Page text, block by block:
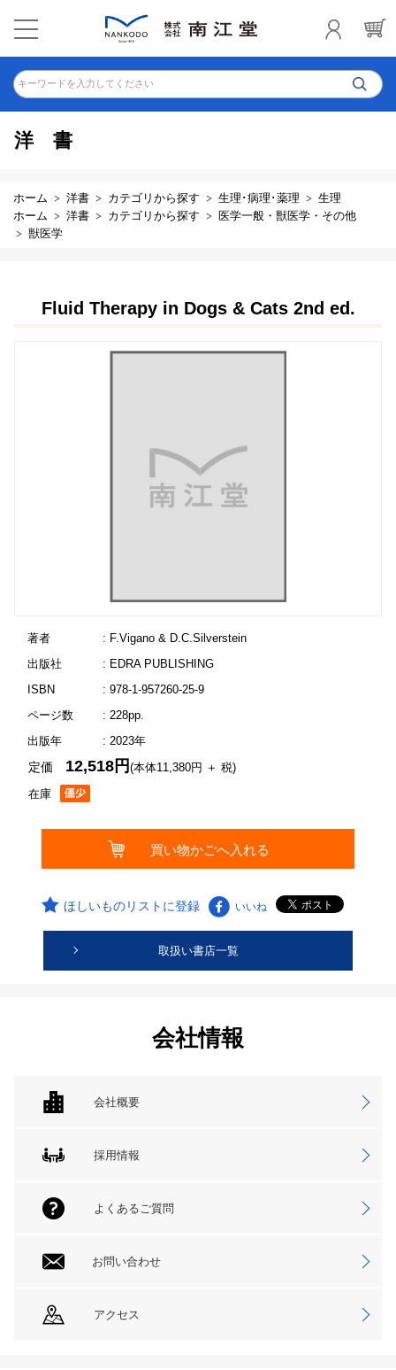
キーワードを入力してください
洋書
ホーム 洋書 カテゴリから探す 生理･病理･薬理
生理
ホーム
洋書 カテゴリから探す
医学一般・獣医学・その他
獣医学
Fluid Therapy in Dogs & Cats 2nd ed.
著者
: F.Vigano & D.C.Silverstein
出版社
: EDRA PUBLISHING
ISBN
: 978-1-957260-25-9
ページ数
: 228pp.
出版年
: 2023年
在庫
定価 12,518円(本体11,380円 ＋ 税)
ほしいものリストに登録 いいね
取扱い書店一覧
会社情報
会社概要
採用情報
よくあるご質問
お問い合わせ
アクセス